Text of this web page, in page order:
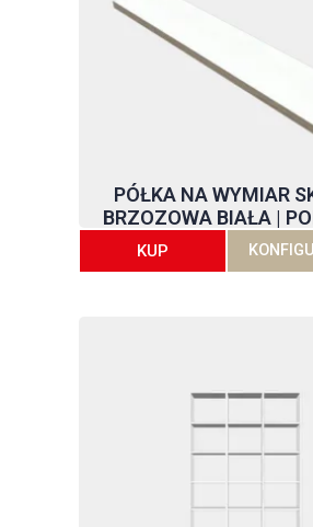
PÓŁKA NA WYMIAR
BRZOZOWA BIAŁA |
KUP